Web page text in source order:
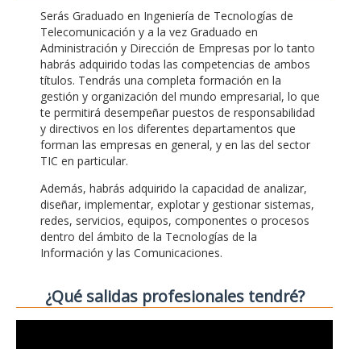
Serás Graduado en Ingeniería de Tecnologías de
Telecomunicación y a la vez Graduado en
Administración y Dirección de Empresas por lo tanto
habrás adquirido todas las competencias de ambos
títulos. Tendrás una completa formación en la
gestión y organización del mundo empresarial, lo que
te permitirá desempeñar puestos de responsabilidad
y directivos en los diferentes departamentos que
forman las empresas en general, y en las del sector
TIC en particular.
Además, habrás adquirido la capacidad de analizar,
diseñar, implementar, explotar y gestionar sistemas,
redes, servicios, equipos, componentes o procesos
dentro del ámbito de la Tecnologías de la
Información y las Comunicaciones.
¿Qué salidas profesionales tendré?